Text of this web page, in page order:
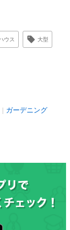
ウス 大型
ガーデニング